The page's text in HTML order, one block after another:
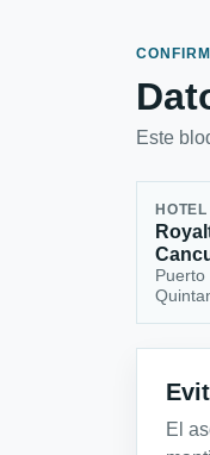
Este
Puerto
El